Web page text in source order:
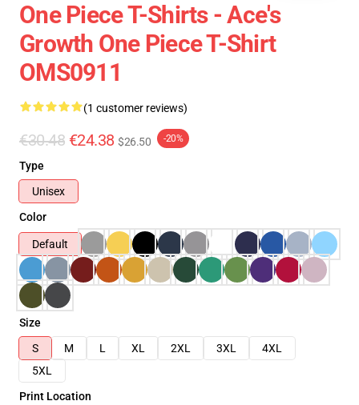
One Piece T-Shirts - Ace's
Growth One Piece T-Shirt
OMS0911
(1 customer reviews)
€30.48 €24.38 $26.50 -20%
Type
Unisex
Color
Default
Size
S
M L XL 2XL 3XL
4XL
5XL
Print Location